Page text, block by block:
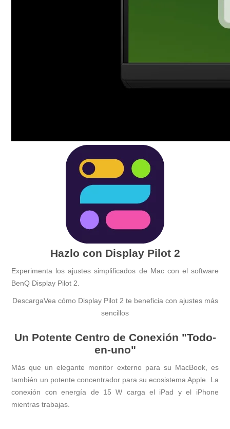
Hazlo con Display Pilot 2
Experimenta los ajustes simplificados de Mac con el software
BenQ Display Pilot 2.
DescargaVea cómo Display Pilot 2 te beneficia con ajustes más
sencillos
Un Potente Centro de Conexión "Todo-
en-uno"
Más que un elegante monitor externo para su MacBook, es
también un potente concentrador para su ecosistema Apple. La
conexión con energía de 15 W carga el iPad y el iPhone
mientras trabajas.